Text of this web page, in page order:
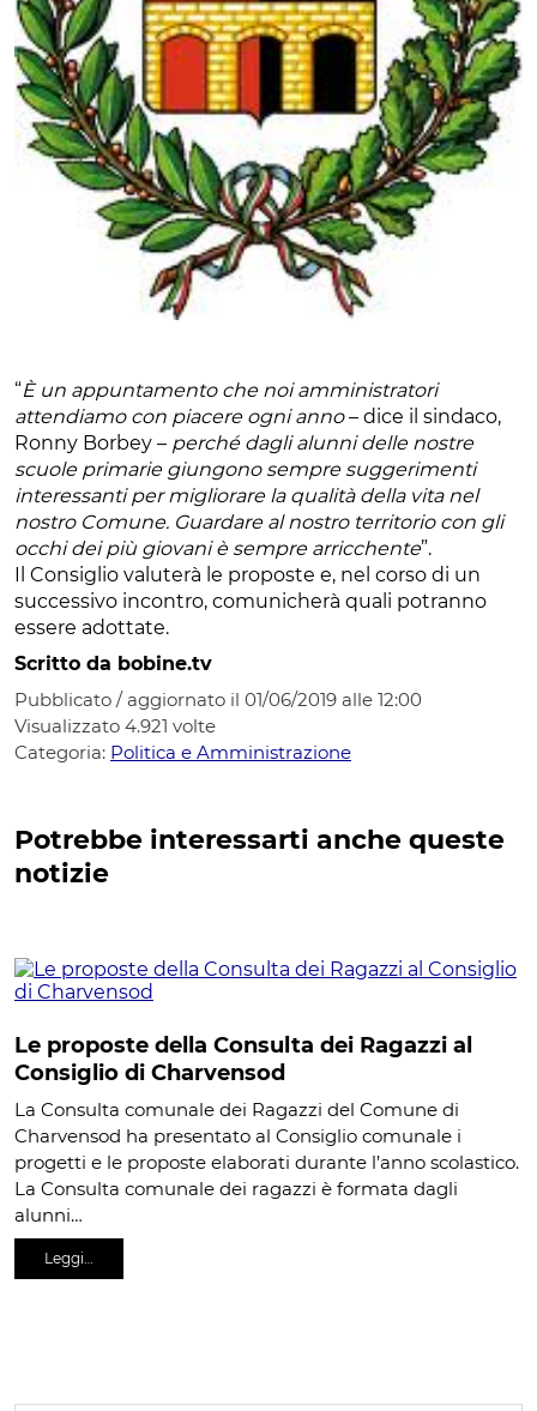
“È un appuntamento che noi amministratori
attendiamo con piacere ogni anno– dice il sindaco,
Ronny Borbey – perché dagli alunni delle nostre
scuole primarie giungono sempre suggerimenti
interessanti per migliorare la qualità della vita nel
nostro Comune. Guardare al nostro territorio con gli
occhi dei più giovani è sempre arricchente”.
Il Consiglio valuterà le proposte e, nel corso di un
successivo incontro, comunicherà quali potranno
essere adottate.
Scritto da bobine.tv
Pubblicato / aggiornato il 01/06/2019 alle 12:00
Visualizzato 4.921 volte
Categoria: Politica e Amministrazione
Potrebbe interessarti anche queste
notizie
Le proposte della Consulta dei Ragazzi al
Consiglio di Charvensod
La Consulta comunale dei Ragazzi del Comune di
Charvensod ha presentato al Consiglio comunale i
progetti e le proposte elaborati durante l’anno scolastico.
La Consulta comunale dei ragazzi è formata dagli
alunni…
Leggi…